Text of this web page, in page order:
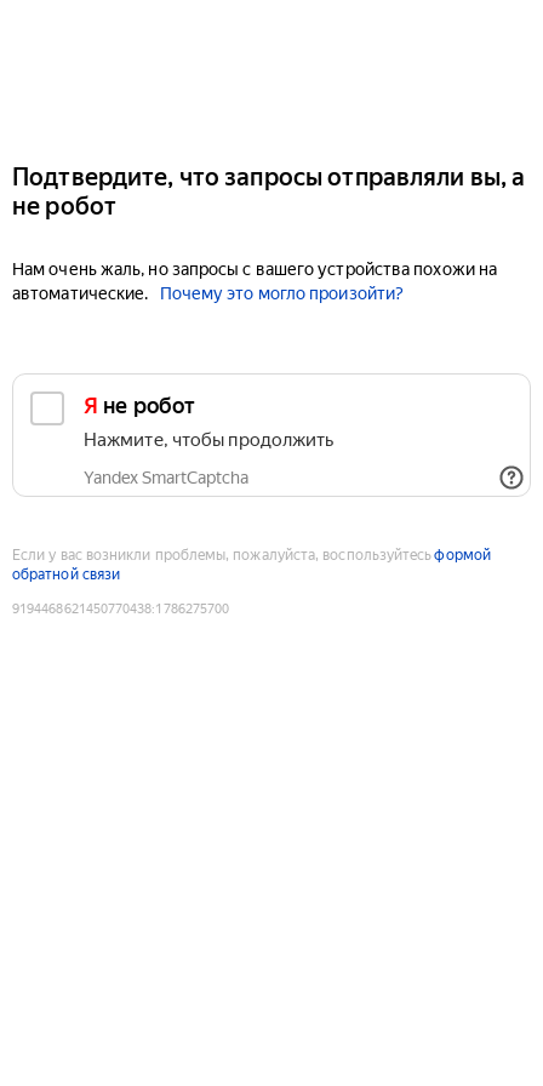
Подтвердите, что запросы отправляли вы, а
не робот
Нам очень жаль, но запросы с вашего устройства похожи на
автоматические.
Почему это могло произойти?
Я не робот
Нажмите, чтобы продолжить
Yandex SmartCaptcha
Если у вас возникли проблемы, пожалуйста, воспользуйтесьформой
обратной связи
9194468621450770438:1786275700